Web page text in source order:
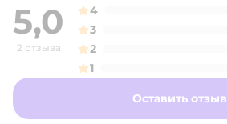
5,0
2 отзыва
4
3
2
1
Оставить отзыв